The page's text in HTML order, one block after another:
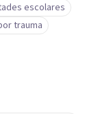
escolares
trauma